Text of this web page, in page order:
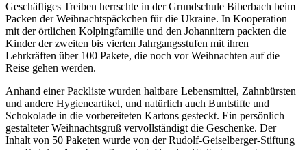
Geschäftiges Treiben herrschte in der Grundschule Biberbach beim
Packen der Weihnachtspäckchen für die Ukraine. In Kooperation
mit der örtlichen Kolpingfamilie und den Johannitern packten die
Kinder der zweiten bis vierten Jahrgangsstufen mit ihren
Lehrkräften über 100 Pakete, die noch vor Weihnachten auf die
Reise gehen werden.
Anhand einer Packliste wurden haltbare Lebensmittel, Zahnbürsten
und andere Hygieneartikel, und natürlich auch Buntstifte und
Schokolade in die vorbereiteten Kartons gesteckt. Ein persönlich
gestalteter Weihnachtsgruß vervollständigt die Geschenke. Der
Inhalt von 50 Paketen wurde von der Rudolf-Geiselberger-Stiftung